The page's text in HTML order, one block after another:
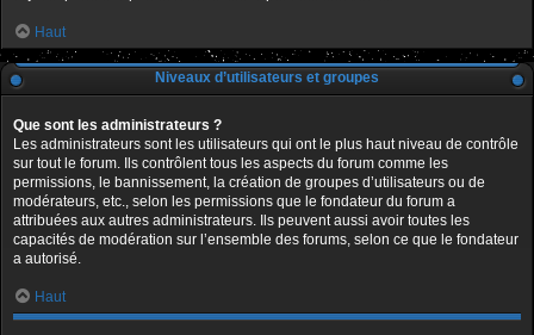
Haut
Niveaux d’utilisateurs et groupes
Que sont les administrateurs ?
Les administrateurs sont les utilisateurs qui ont le plus haut niveau de contrôle
sur tout le forum. Ils contrôlent tous les aspects du forum comme les
permissions, le bannissement, la création de groupes d’utilisateurs ou de
modérateurs, etc., selon les permissions que le fondateur du forum a
attribuées aux autres administrateurs. Ils peuvent aussi avoir toutes les
capacités de modération sur l’ensemble des forums, selon ce que le fondateur
a autorisé.
Haut